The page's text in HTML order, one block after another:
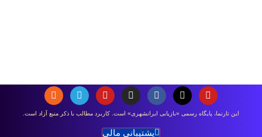
اين تارنما، پایگاه رسمی «بازیابی ایرانشهری» است. كاربرد مطالب با ذكر منبع آزاد است.
پشتیبانی مالی